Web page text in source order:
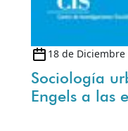
18 de Diciembre
Sociología
Engels a las